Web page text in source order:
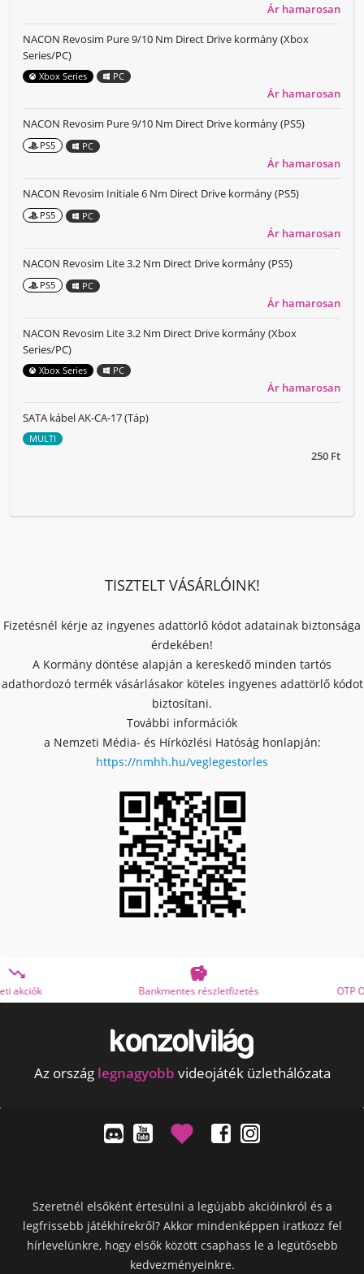
Ár hamarosan
Ár hamarosan
NACON Revosim Pure 9/10 Nm Direct Drive kormány (Xbox
Series/PC)
Xbox Series PC
Ár hamarosan
NACON Revosim Pure 9/10 Nm Direct Drive kormány (PS5)
PS5 PC
Ár hamarosan
NACON Revosim Initiale 6 Nm Direct Drive kormány (PS5)
PS5 PC
Ár hamarosan
NACON Revosim Lite 3.2 Nm Direct Drive kormány (PS5)
PS5 PC
Ár hamarosan
NACON Revosim Lite 3.2 Nm Direct Drive kormány (Xbox
Series/PC)
Xbox Series PC
250 Ft
SATA kábel AK-CA-17 (Táp)
MULTI
TISZTELT VÁSÁRLÓINK!
Fizetésnél kérje az ingyenes adattörlő kódot adatainak biztonsága
érdekében!
A Kormány döntése alapján a kereskedő minden tartós
adathordozó termék vásárlásakor köteles ingyenes adattörlő kódot
biztosítani.
További információk
a Nemzeti Média- és Hírközlési Hatóság honlapján:
https://nmhh.hu/veglegestorles
Bankmentes részletfizetés OTP Online Áruhitel
Az ország legnagyobb videojáték üzlethálózata
Szeretnél elsőként értesülni a legújabb akcióinkról és a
legfrissebb játékhírekről? Akkor mindenképpen iratkozz fel
hírlevelünkre, hogy elsők között csaphass le a legütősebb
kedvezményeinkre.